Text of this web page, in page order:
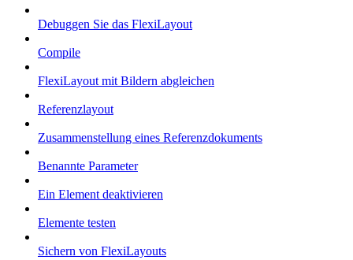
Debuggen Sie das FlexiLayout
Compile
FlexiLayout mit Bildern abgleichen
Referenzlayout
Zusammenstellung eines Referenzdokuments
Benannte Parameter
Ein Element deaktivieren
Elemente testen
Sichern von FlexiLayouts